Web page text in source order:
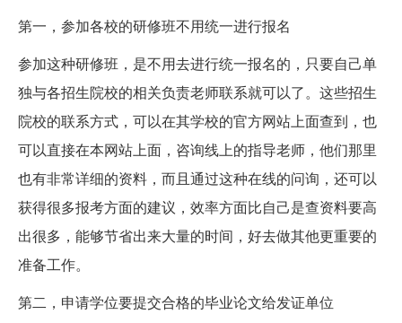
第一，参加各校的研修班不用统一进行报名
参加这种研修班，是不用去进行统一报名的，只要自己单
独与各招生院校的相关负责老师联系就可以了。这些招生
院校的联系方式，可以在其学校的官方网站上面查到，也
可以直接在本网站上面，咨询线上的指导老师，他们那里
也有非常详细的资料，而且通过这种在线的问询，还可以
获得很多报考方面的建议，效率方面比自己是查资料要高
出很多，能够节省出来大量的时间，好去做其他更重要的
准备工作。
第二，申请学位要提交合格的毕业论文给发证单位